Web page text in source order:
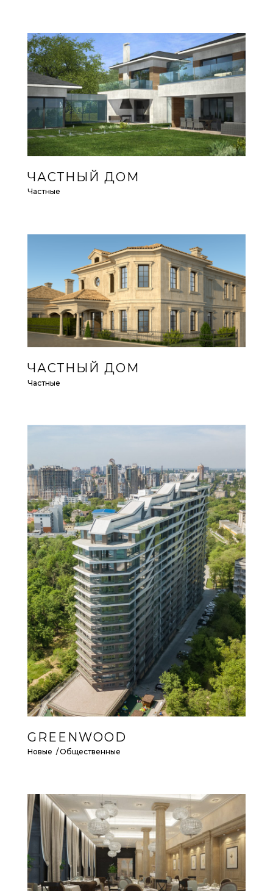
ЧАСТНЫЙ ДОМ
Частные
ЧАСТНЫЙ ДОМ
Частные
GREENWOOD
Новые Общественные